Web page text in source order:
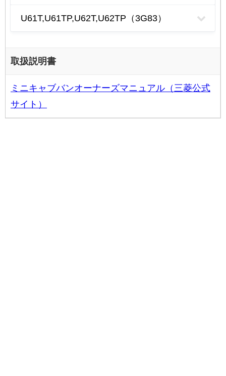
U61T,U61TP,U62T,U62TP（3G83）
取扱説明書
ミニキャブバンオーナーズマニュアル（三菱公式
サイト）